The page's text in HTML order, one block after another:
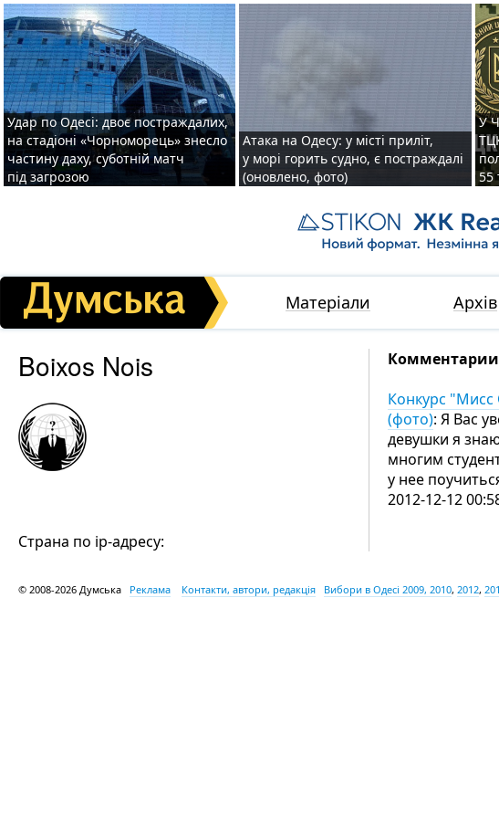
Удар по Одесі: двоє постраждалих,
на стадіоні «Чорноморець» знесло
частину даху, суботній матч
під загрозою
Атака на Одесу: у місті приліт,
у морі горить судно, є постраждалі
(оновлено, фото)
У
55
Матеріали Архів
Boixos Nois
Страна по ip-адресу:
Комментарии
Конкурс
(фото): Я Вас
девушки я
многим
у нее
2012-12-12
© 2008-2026 Думська Реклама Контакти, автори, редакція Вибори в Одесі 2009, 2010, 2012,